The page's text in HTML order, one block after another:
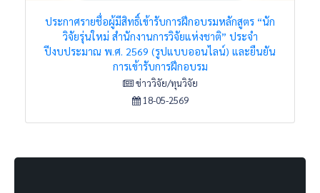
ประกาศรายชื่อผู้มีสิทธิ์เข้ารับการฝึกอบรมหลักสูตร “นัก
วิจัยรุ่นใหม่ สำนักงานการวิจัยแห่งชาติ” ประจำ
ปีงบประมาณ พ.ศ. 2569 (รูปแบบออนไลน์) และยืนยัน
การเข้ารับการฝึกอบรม
ข่าววิจัย/ทุนวิจัย
18-05-2569